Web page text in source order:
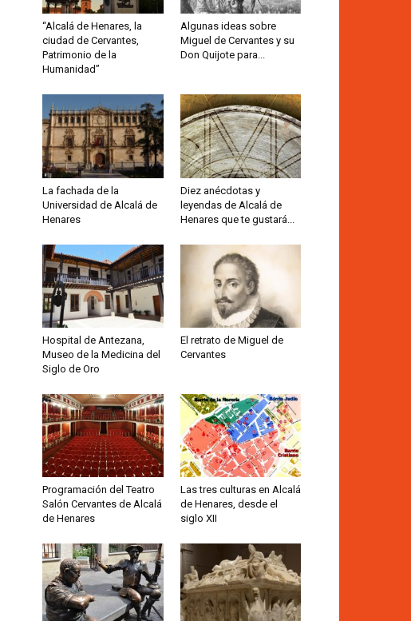
“Alcalá de Henares, la
ciudad de Cervantes,
Patrimonio de la
Humanidad”
Algunas ideas sobre
Miguel de Cervantes y su
Don Quijote para...
La fachada de la
Universidad de Alcalá de
Henares
Diez anécdotas y
leyendas de Alcalá de
Henares que te gustará...
Hospital de Antezana,
Museo de la Medicina del
Siglo de Oro
El retrato de Miguel de
Cervantes
Programación del Teatro
Salón Cervantes de Alcalá
de Henares
Las tres culturas en Alcalá
de Henares, desde el
siglo XII